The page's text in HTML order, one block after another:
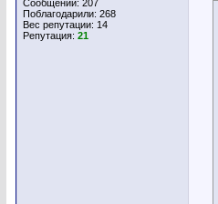
Сообщений: 207
Поблагодарили: 268
Вес репутации: 14
Репутация: 21